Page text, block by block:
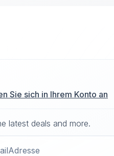
Sie sich in Ihrem Konto an
latest deals and more.